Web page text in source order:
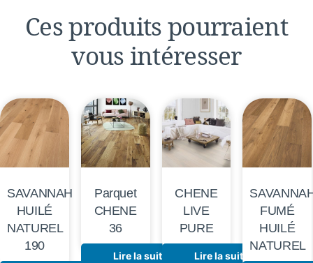
Ces produits pourraient
vous intéresser
SAVANNAH
HUILÉ
NATUREL
190
Parquet
CHENE
36
Lire la suite
CHENE
LIVE
PURE
Lire la suite
FUMÉ
HUILÉ
NATUREL